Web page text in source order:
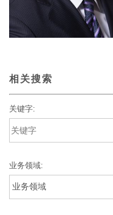
相关搜索
关键字:
业务领域: